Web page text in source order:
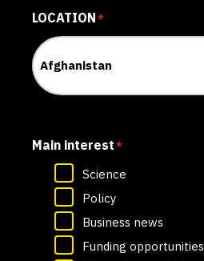
LOCATION*
Main interest*
Science
Policy
Business news
Funding opportunities